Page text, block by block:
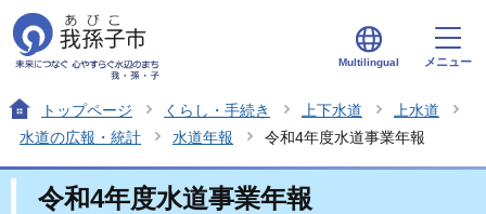
Multilingual メニュー
トップページ くらし・手続き 上下水道
上水道
水道の広報・統計
水道年報 令和4年度水道事業年報
令和4年度水道事業年報